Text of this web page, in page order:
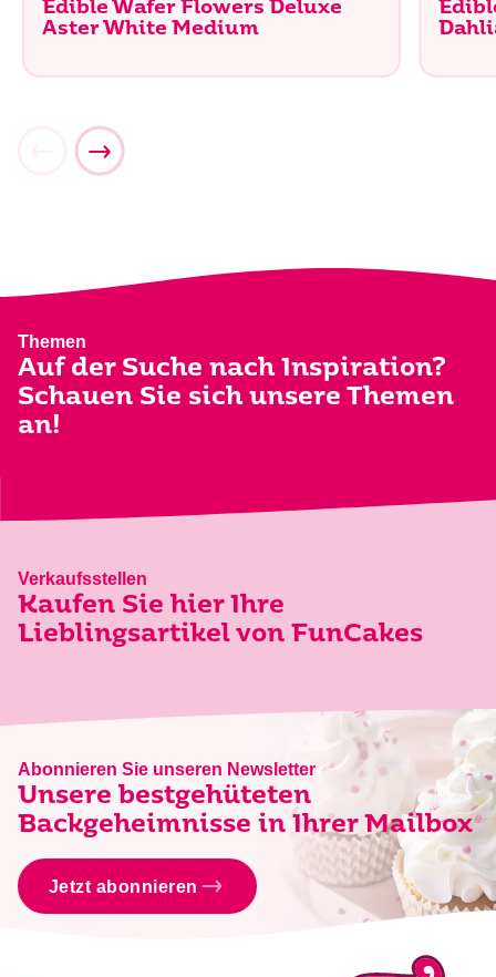
Edible Wafer Flowers Deluxe
Aster White Medium
Themen
Auf der Suche nach Inspiration?
Schauen Sie sich unsere Themen
an!
Verkaufsstellen
Kaufen Sie hier Ihre
Lieblingsartikel von FunCakes
Abonnieren Sie unseren Newsletter
Unsere bestgehüteten
Backgeheimnisse in Ihrer Mailbox
Jetzt abonnieren